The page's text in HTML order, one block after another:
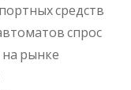
средств
спрос
на рынке